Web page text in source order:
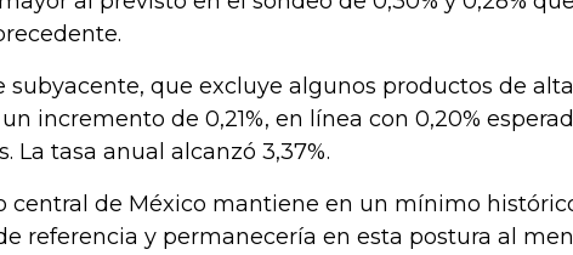
subyacente, que excluye algunos productos de
incremento de 0,21%, en línea con 0,20%
La tasa anual alcanzó 3,37%.
central de México mantiene en un mínimo
referencia y permanecería en esta postura al